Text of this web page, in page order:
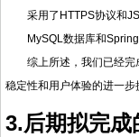
采用了HTTPS协议和
MySQL数据库和
综上所述，我们已经
稳定性和用户体验的进一步
3.后期拟完成